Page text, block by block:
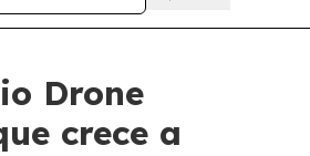
Drone
crece a